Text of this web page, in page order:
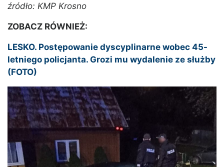
źródło: KMP Krosno
ZOBACZ RÓWNIEŻ:
LESKO. Postępowanie dyscyplinarne wobec 45-
letniego policjanta. Grozi mu wydalenie ze służby
(FOTO)